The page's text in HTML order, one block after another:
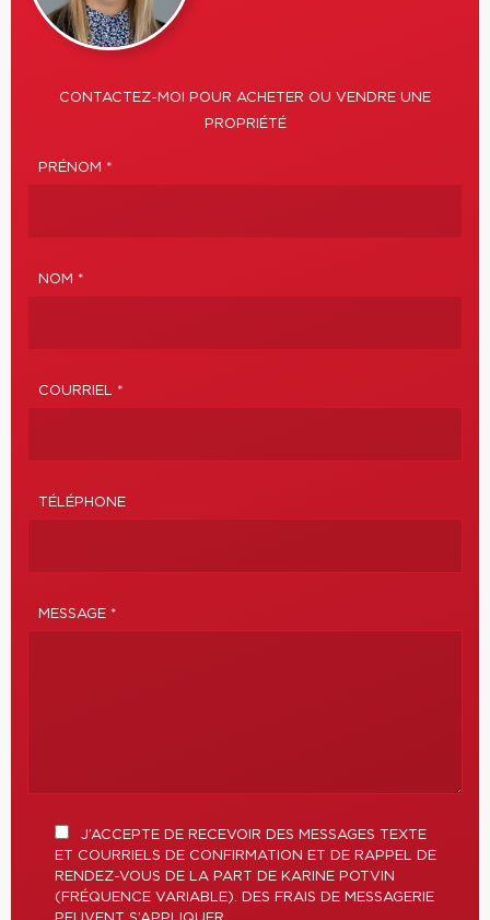
CONTACTEZ-MOI POUR ACHETER OU VENDRE UNE
PROPRIÉTÉ
PRÉNOM *
NOM *
COURRIEL *
TÉLÉPHONE
MESSAGE *
J’ACCEPTE DE RECEVOIR DES MESSAGES TEXTE
ET COURRIELS DE CONFIRMATION ET DE RAPPEL DE
RENDEZ-VOUS DE LA PART DE KARINE POTVIN
(FRÉQUENCE VARIABLE). DES FRAIS DE MESSAGERIE